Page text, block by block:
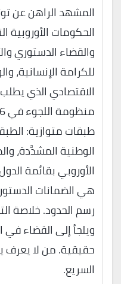
المشهد الراهن عن
الحكومات الأوروبية
والقضاء الدستوري
للكرامة الإنسانية،
الاقتصادي الذي
طبقات متوازية:
الوطنية المشدَّدة،
الأوروبي بقائمة
هي الضمانات
رسم الحدود. خلاصة
ويلجأ إلى القضاء
حقيقية. من لا يعرف
السريع.